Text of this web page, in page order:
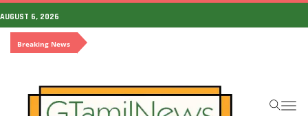
AUGUST 6, 2026
Breaking News